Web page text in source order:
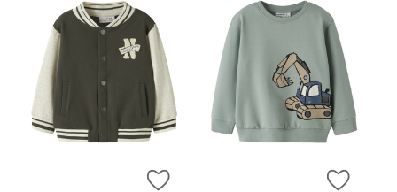
ZUR WUNSCHLISTE HINZUFÜGEN
ZUR